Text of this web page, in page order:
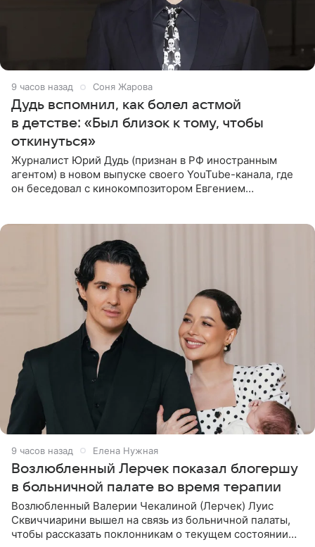
9 часов назад Соня Жарова
Дудь вспомнил, как болел астмой
в детстве: «Был близок к тому, чтобы
откинуться»
Журналист Юрий Дудь (признан в РФ иностранным
агентом) в новом выпуске своего YouTube-канала, где
он беседовал с кинокомпозитором Евгением
9 часов назад Елена Нужная
Возлюбленный Лерчек показал блогершу
в больничной палате во время терапии
Возлюбленный Валерии Чекалиной (Лерчек) Луис
Сквиччиарини вышел на связь из больничной палаты,
чтобы рассказать поклонникам о текущем состоянии